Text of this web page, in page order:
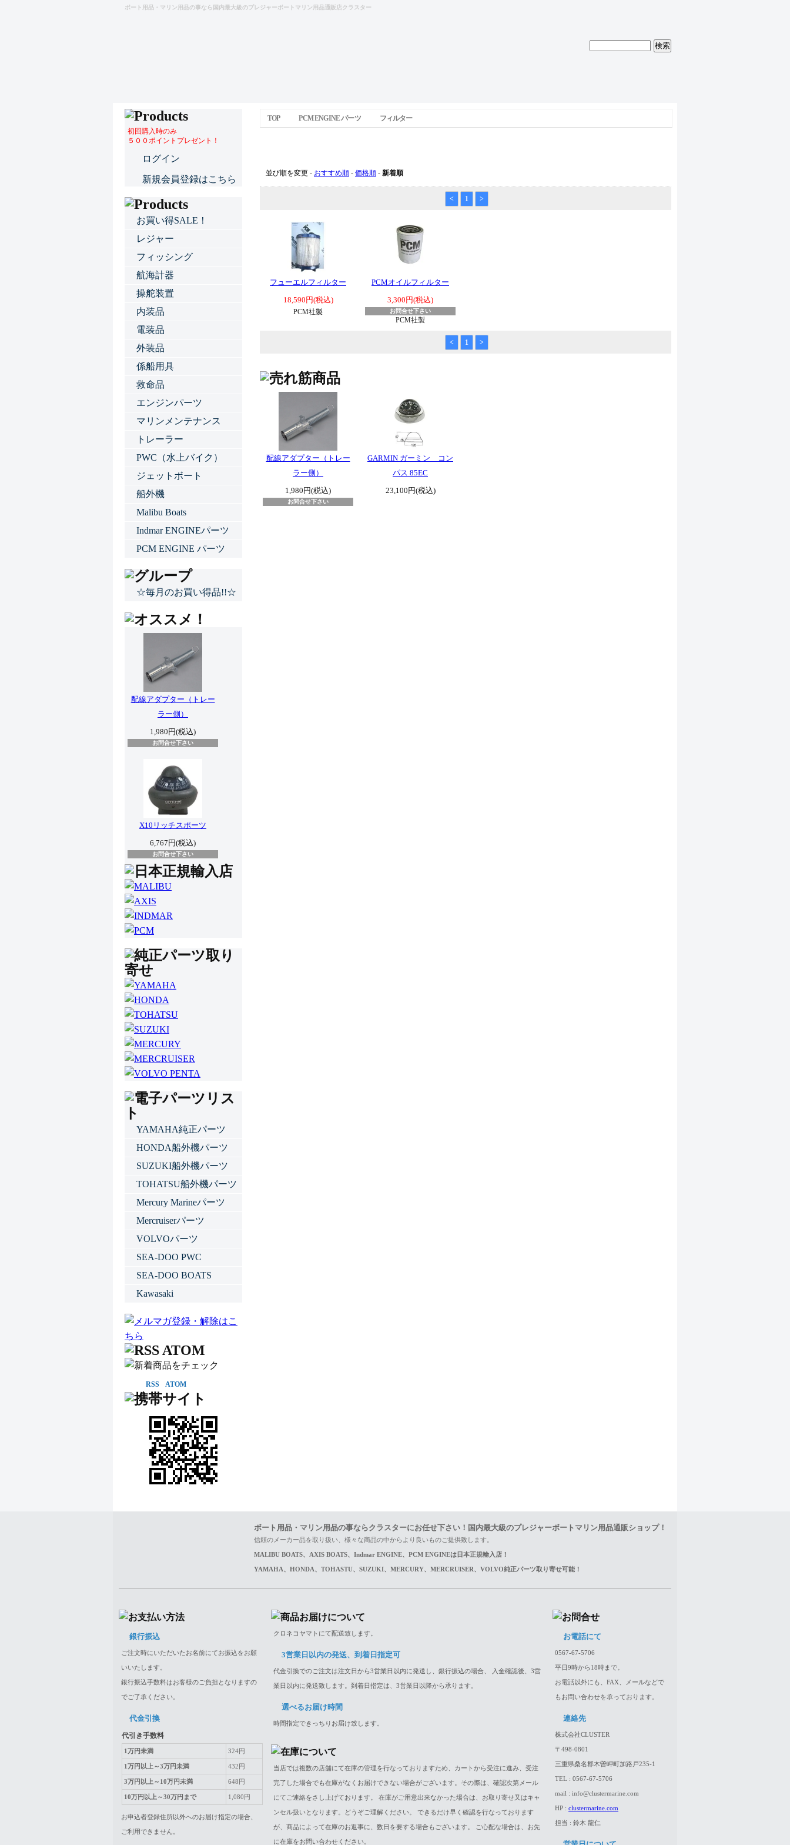
ボート用品・マリン用品の事なら国内最大級のプレジャーボートマリン用品通販店クラスター
TOP PCM ENGINE パーツ フィルター
並び順を変更 - おすすめ順 - 価格順 - 新着順
< 1 >
フューエルフィルター
18,590円(税込)
PCM社製
PCMオイルフィルター
3,300円(税込)
お問合せ下さい
PCM社製
< 1 >
配線アダプター（トレー
ラー側）
1,980円(税込)
お問合せ下さい
GARMIN ガーミン コン
パス 85EC
23,100円(税込)
初回購入時のみ
５００ポイントプレゼント！
ログイン
新規会員登録はこちら
お買い得SALE！
レジャー
フィッシング
航海計器
操舵装置
内装品
電装品
外装品
係船用具
救命品
エンジンパーツ
マリンメンテナンス
トレーラー
PWC（水上バイク）
ジェットボート
船外機
Malibu Boats
Indmar ENGINEパーツ
PCM ENGINE パーツ
☆毎月のお買い得品!!☆
配線アダプター（トレー
ラー側）
1,980円(税込)
お問合せ下さい
X10リッチスポーツ
6,767円(税込)
お問合せ下さい
YAMAHA純正パーツ
HONDA船外機パーツ
SUZUKI船外機パーツ
TOHATSU船外機パーツ
Mercury Marineパーツ
Mercruiserパーツ
VOLVOパーツ
SEA-DOO PWC
SEA-DOO BOATS
Kawasaki
RSS ATOM
ボート用品・マリン用品の事ならクラスターにお任せ下さい！国内最大級のプレジャーボートマリン用品通販ショップ！
信頼のメーカー品を取り扱い、様々な商品の中からより良いものご提供致します。
MALIBU BOATS、AXIS BOATS、Indmar ENGINE、PCM ENGINEは日本正規輸入店！
YAMAHA、HONDA、TOHASTU、SUZUKI、MERCURY、MERCRUISER、VOLVO純正パーツ取り寄せ可能！
銀行振込
ご注文時にいただいたお名前にてお振込をお願
いいたします。
銀行振込手数料はお客様のご負担となりますの
でご了承ください。
代金引換
代引き手数料
1万円未満 324円
1万円以上～3万円未満 432円
3万円以上～10万円未満 648円
10万円以上～30万円まで 1,080円
お申込者登録住所以外へのお届け指定の場合、
ご利用できません。
クロネコヤマトにて配送致します。
3営業日以内の発送、到着日指定可
代金引換でのご注文は注文日から3営業日以内に発送し、銀行振込の場合、 入金確認後、3営
業日以内に発送致します。到着日指定は、3営業日以降から承ります。
選べるお届け時間
時間指定できっちりお届け致します。
当店では複数の店舗にて在庫の管理を行なっておりますため、カートから受注に進み、受注
完了した場合でも在庫がなくお届けできない場合がございます。その際は、確認次第メール
にてご連絡をさし上げております。 在庫がご用意出来なかった場合は、お取り寄せ又はキャ
ンセル扱いとなります。どうぞご理解ください。 できるだけ早く確認を行なっております
が、商品によって在庫のお返事に、数日を要する場合もございます。 ご心配な場合は、お先
に在庫をお問い合わせください。
お電話にて
0567-67-5706
平日9時から18時まで。
お電話以外にも、FAX、メールなどで
もお問い合わせを承っております。
連絡先
株式会社CLUSTER
〒498-0801
三重県桑名郡木曽岬町加路戸235-1
TEL : 0567-67-5706
mail : info@clustermarine.com
HP : clustermarine.com
担当 : 鈴木 龍仁